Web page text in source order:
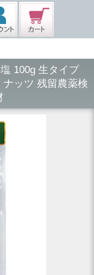
100g 生タイプ
ッツ 残留農薬検